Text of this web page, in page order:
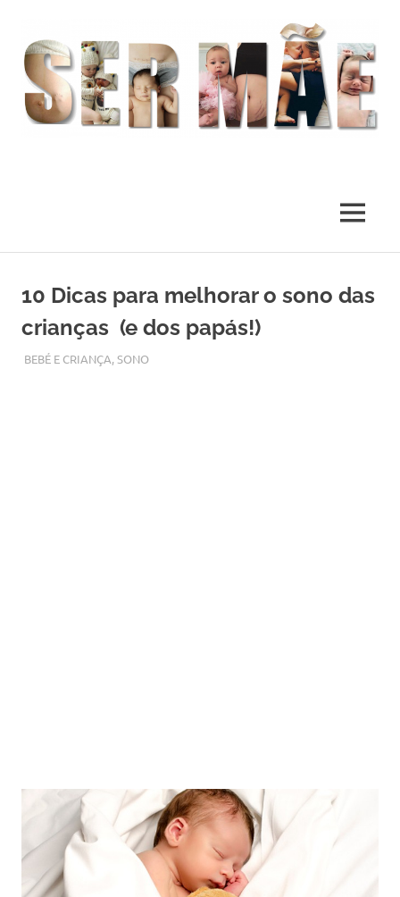
content
MENU
10 Dicas para melhorar o sono das
crianças (e dos papás!)
OUTUBRO 19, 2017
ADMIN
BEBÉ E CRIANÇA,SONO